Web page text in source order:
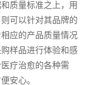
质量标准之上，用
可以针对其品牌的
应的产品质量情况
样品进行体验和感
疗治愈的各种需
安心。